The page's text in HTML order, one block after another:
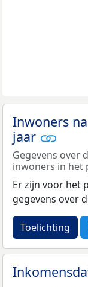
Inwoners
jaar
Gegevens over
inwoners in het
Er zijn voor het
gegevens over
Toelichting